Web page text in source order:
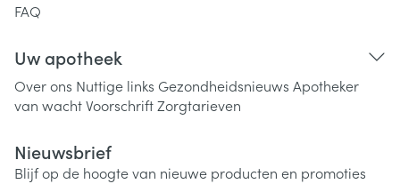
FAQ
Uw apotheek
Over ons Nuttige links Gezondheidsnieuws Apotheker
van wachtVoorschriftZorgtarieven
Nieuwsbrief
Blijf op de hoogte van nieuwe producten en promoties